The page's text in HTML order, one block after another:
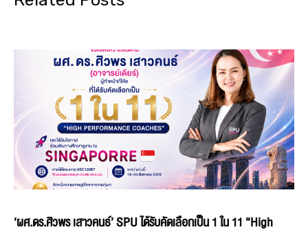
‘ผศ.ดร.ศิวพร เสาวคนธ์’ SPU ได้รับคัดเลือกเป็น 1 ใน 11 “High